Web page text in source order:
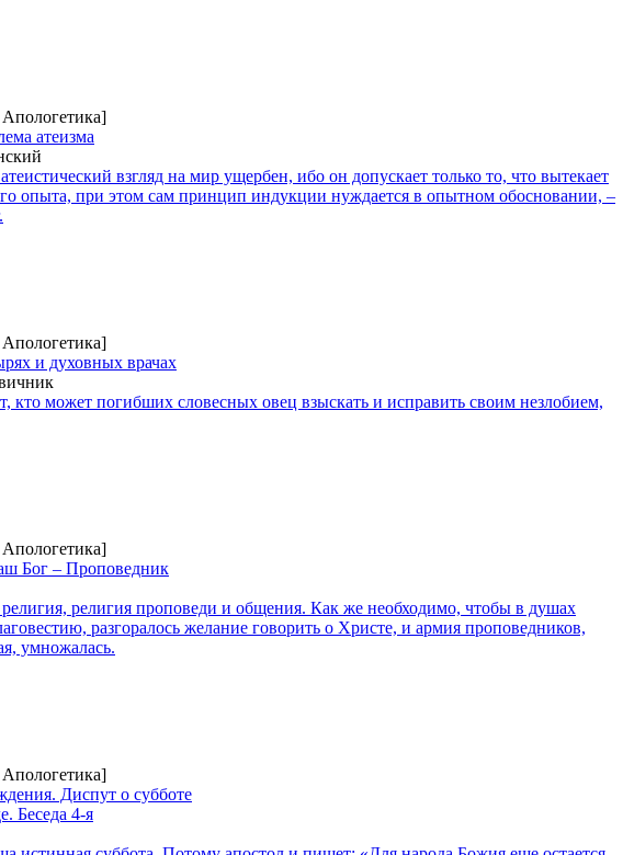
атеизма
взгляд на мир ущербен, ибо он допускает только то, что вытекает
опыта, при этом сам принцип индукции нуждается в опытном обосновании, –
и духовных врачах
кто может погибших словесных овец взыскать и исправить своим незлобием,
Бог – Проповедник
религия, религия проповеди и общения. Как же необходимо, чтобы в душах
разгоралось желание говорить о Христе, и армия проповедников,
умножалась.
Диспут о субботе
Беседа 4-я